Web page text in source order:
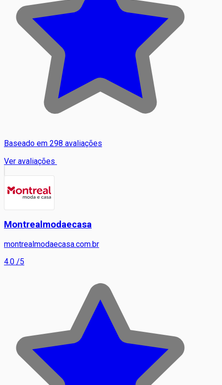
Baseado em 298 avaliações
Ver avaliações
Montrealmodaecasa
montrealmodaecasa.com.br
4.0 /5